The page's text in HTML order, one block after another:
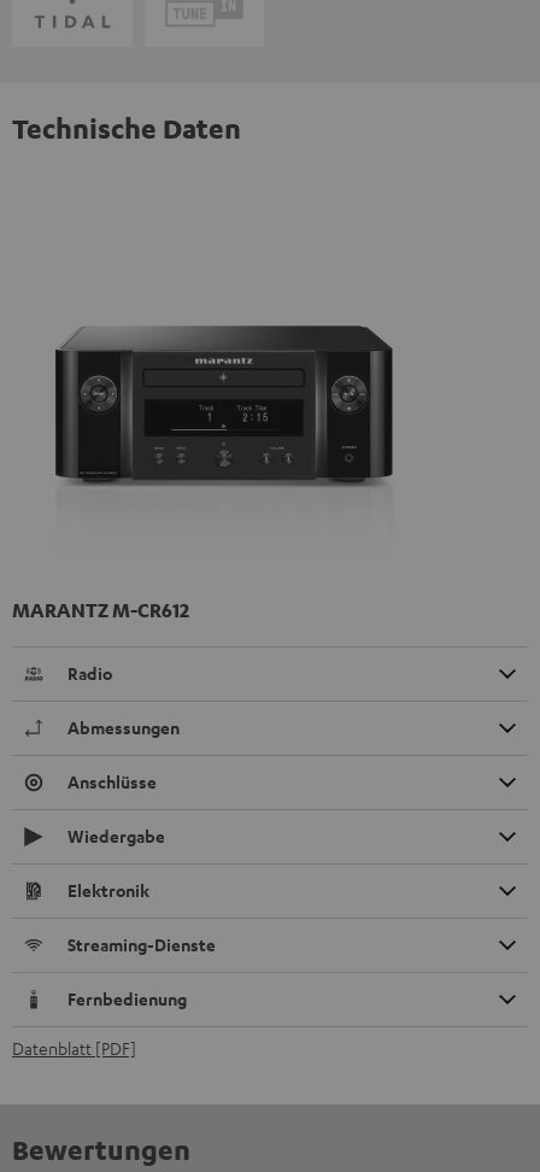
Technische Daten
MARANTZ M-CR612
Radio
Abmessungen
Anschlüsse
Wiedergabe
Elektronik
Streaming-Dienste
Fernbedienung
Datenblatt [PDF]
Bewertungen